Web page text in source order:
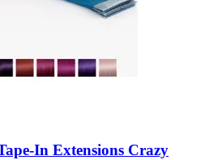
​In Extensions Crazy